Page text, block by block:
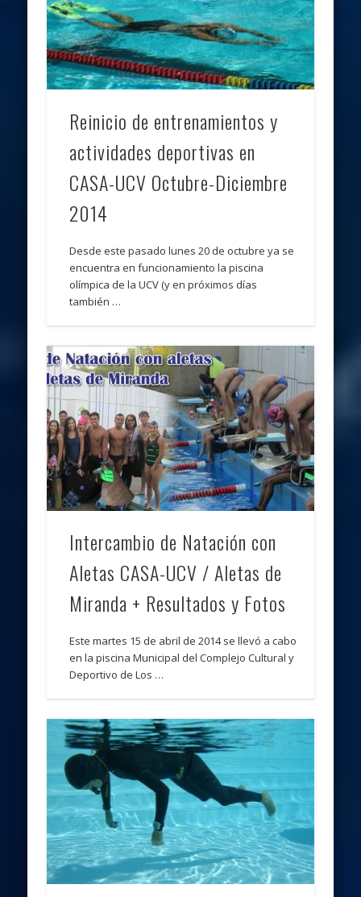
Reinicio de entrenamientos y
actividades deportivas en
CASA-UCV Octubre-Diciembre
2014
Desde este pasado lunes 20 de octubre ya se
encuentra en funcionamiento la piscina
olímpica de la UCV (y en próximos días
también …
Intercambio de Natación con
Aletas CASA-UCV / Aletas de
Miranda + Resultados y Fotos
Este martes 15 de abril de 2014 se llevó a cabo
en la piscina Municipal del Complejo Cultural y
Deportivo de Los …